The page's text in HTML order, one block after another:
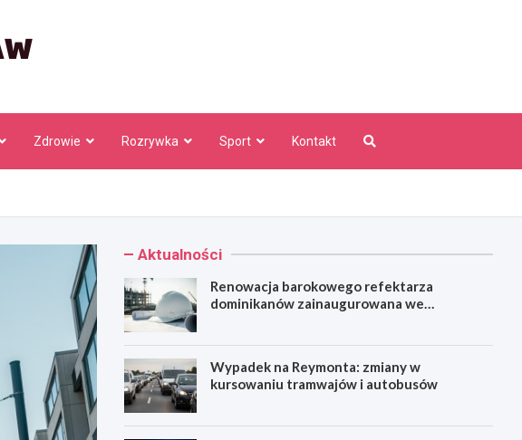
Zdrowie Rozrywka Sport Kontakt
Aktualności
Renowacja barokowego refektarza
dominikanów zainaugurowana we
Wypadek na Reymonta: zmiany w
kursowaniu tramwajów i autobusów